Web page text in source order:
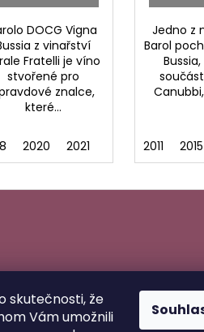
skutečnosti, že
Vám umožnili
DOCG Vigna
z vinařství
Fratelli je víno
stvořené pro
znalce,
které...
2020 2021
Jedno z
Barol
2011 2015